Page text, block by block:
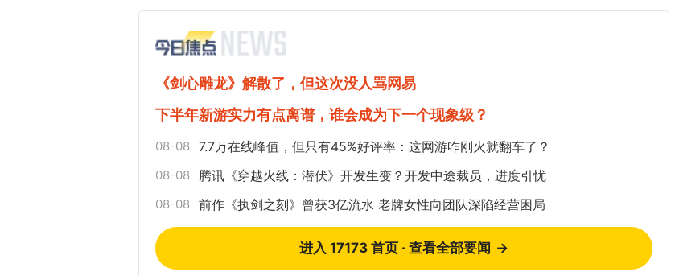
《剑心雕龙》解散了，但这次没人骂网易
下半年新游实力有点离谱，谁会成为下一个现象级？
08-08 7.7万在线峰值，但只有45%好评率：这网游咋刚火就翻车了？
08-08 腾讯《穿越火线：潜伏》开发生变？开发中途裁员，进度引忧
08-08 前作《执剑之刻》曾获3亿流水 老牌女性向团队深陷经营困局
进入 17173 首页 · 查看全部要闻 →